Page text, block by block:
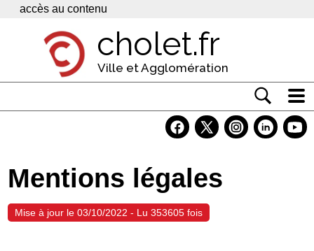
Panneau de gestion des cookies
accès au contenu
cholet.fr
Ville et Agglomération
Economie
Services
Mentions légales
Mise à jour le 03/10/2022 - Lu 353605 fois